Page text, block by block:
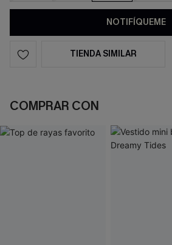
NOTIFÍQUEME
TIENDA SIMILAR
COMPRAR CON